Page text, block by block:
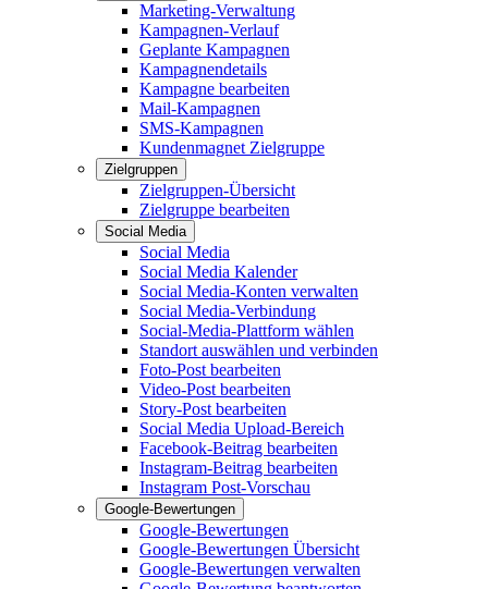
Marketing-Verwaltung
Kampagnen-Verlauf
Geplante Kampagnen
Kampagnendetails
Kampagne bearbeiten
Mail-Kampagnen
SMS-Kampagnen
Kundenmagnet Zielgruppe
Zielgruppen
Zielgruppen-Übersicht
Zielgruppe bearbeiten
Social Media
Social Media
Social Media Kalender
Social Media-Konten verwalten
Social Media-Verbindung
Social-Media-Plattform wählen
Standort auswählen und verbinden
Foto-Post bearbeiten
Video-Post bearbeiten
Story-Post bearbeiten
Social Media Upload-Bereich
Facebook-Beitrag bearbeiten
Instagram-Beitrag bearbeiten
Instagram Post-Vorschau
Google-Bewertungen
Google-Bewertungen
Google-Bewertungen Übersicht
Google-Bewertungen verwalten